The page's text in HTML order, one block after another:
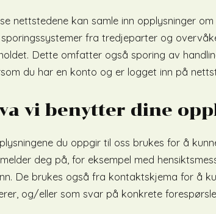
nettstedene kan samle inn opplysninger
sporingssystemer fra tredjeparter og
Dette omfatter også sporing av
du har en konto og er logget inn på
vi benytter dine
du oppgir til oss brukes for å
deg på, for eksempel med
De brukes også fra kontaktskjema for å
og/eller som svar på konkrete